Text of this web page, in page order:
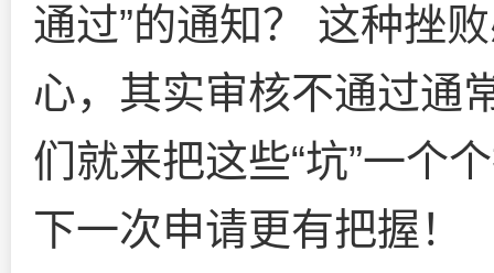
通过”的通知？ 这种挫
心，其实审核不通过通
们就来把这些“坑”一个
下一次申请更有把握！